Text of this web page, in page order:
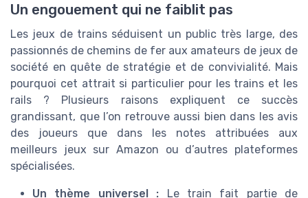
Un engouement qui ne faiblit pas
Les jeux de trains séduisent un public très large, des
passionnés de chemins de fer aux amateurs de jeux de
société en quête de stratégie et de convivialité. Mais
pourquoi cet attrait si particulier pour les trains et les
rails ? Plusieurs raisons expliquent ce succès
grandissant, que l’on retrouve aussi bien dans les avis
des joueurs que dans les notes attribuées aux
meilleurs jeux sur Amazon ou d’autres plateformes
spécialisées.
Un thème universel : Le train fait partie de